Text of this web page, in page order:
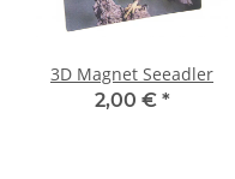
3D Magnet Seeadler
2,00 € *